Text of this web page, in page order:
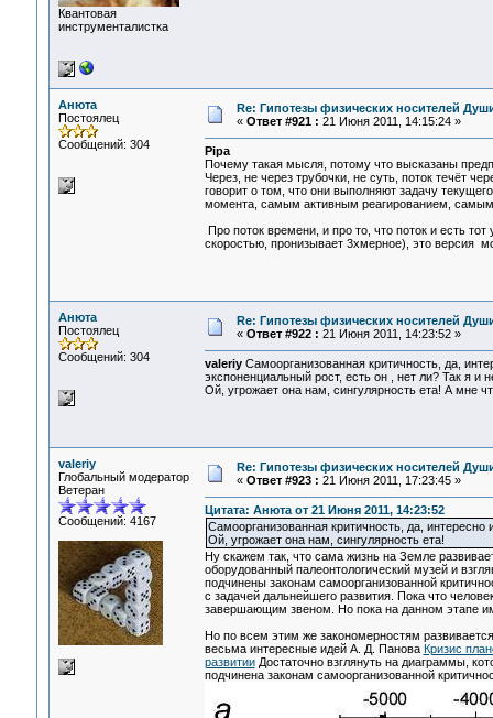
Квантовая
инструменталистка
Анюта
Постоялец
Сообщений: 304
Re: Гипотезы физических носителей
« Ответ #921 : 21 Июня 2011, 14:15:24 »
Pipa
Почему такая мысля, потому что высказаны
Через, не через трубочки, не суть, поток течёт
говорит о том, что они выполняют задачу
момента, самым активным реагированием,
Про поток времени, и про то, что поток и есть
скоростью, пронизывает 3хмерное), это версия
Анюта
Постоялец
Сообщений: 304
Re: Гипотезы физических носителей
« Ответ #922 : 21 Июня 2011, 14:23:52 »
valeriyСамоорганизованная критичность, да,
экспоненциальный рост, есть он , нет ли? Так я и
Ой, угрожает она нам, сингулярность ета! А мне
valeriy
Глобальный модератор
Ветеран
Сообщений: 4167
Re: Гипотезы физических носителей
« Ответ #923 : 21 Июня 2011, 17:23:45 »
Цитата: Анюта от 21 Июня 2011, 14:23:52
Самоорганизованная критичность, да,
Ой, угрожает она нам, сингулярность ета!
Ну скажем так, что сама жизнь на Земле
оборудованный палеонтологический музей и
подчинены законам самоорганизованной
с задачей дальнейшего развития. Пока что
завершающим звеном. Но пока на данном этапе
Но по всем этим же закономерностям
весьма интересные идей А. Д. Панова Кризис
развитииДостаточно взглянуть на диаграммы,
подчинена законам самоорганизованной